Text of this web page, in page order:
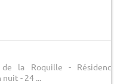
la Roquille -
- 24 ...